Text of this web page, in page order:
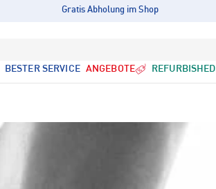
Gratis Abholung im Shop
BESTER SERVICE ANGEBOTE REFURBISHED